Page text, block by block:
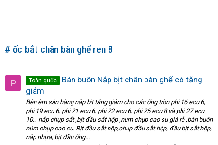
# ốc bắt chân bàn ghế ren 8
P Toàn quốc
Bán buôn Nắp bịt chân bàn ghế có tăng
giảm
Bên êm sẵn hàng nắp bịt tăng giảm cho các ống tròn phi 16 ecu 6,
phi 19 ecu 6, phi 21 ecu 6, phi 22 ecu 6, phi 25 ecu 8 và phi 27 ecu
10… nắp chụp sắt ,bịt đầu sắt hộp ,núm chụp cao su giá rẻ ,bán buôn
núm chụp cao su. Bịt đầu sắt hộp,chụp đầu sắt hộp, đầu bịt sắt hộp,
nắp nhựa, bịt đầu ống...